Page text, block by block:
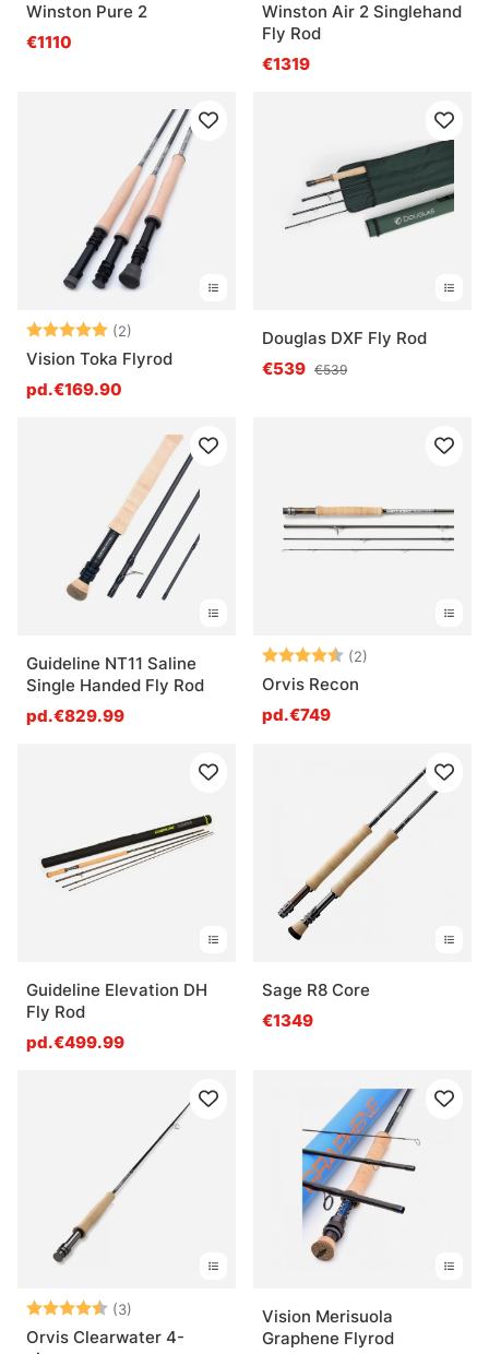
Winston Pure 2
€1110
Winston Air 2 Singlehand
Fly Rod
€1319
Note: (2)
Vision Toka Flyrod
pd.€169.90
Douglas DXF Fly Rod
€539 €539
Guideline NT11 Saline
Single Handed Fly Rod
pd.€829.99
Note: (2)
Orvis Recon
pd.€749
Guideline Elevation DH
Fly Rod
pd.€499.99
Sage R8 Core
€1349
Note: (3)
Orvis Clearwater 4-
Vision Merisuola
Graphene Flyrod